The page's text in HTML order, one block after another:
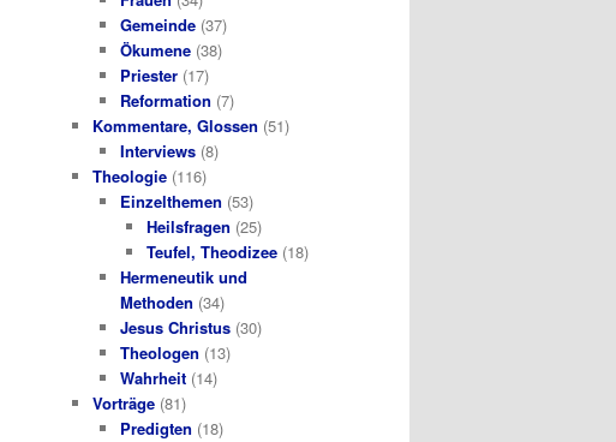
Gemeinde(37)
Ökumene(38)
Priester(17)
Reformation (7)
Kommentare, Glossen (51)
Interviews(8)
Theologie (116)
Einzelthemen (53)
Heilsfragen (25)
Teufel, Theodizee (18)
Hermeneutik und
Methoden (34)
Jesus Christus(30)
Theologen (13)
Wahrheit(14)
Vorträge (81)
Predigten (18)